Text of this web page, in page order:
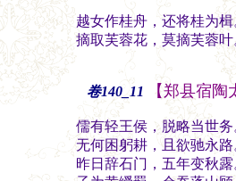
越女作桂舟，还将桂为
摘取芙蓉花，莫摘芙蓉
卷140_11 【郑县宿
儒有轻王侯，脱略当世
无何困躬耕，且欲驰永
昨日辞石门，五年变秋